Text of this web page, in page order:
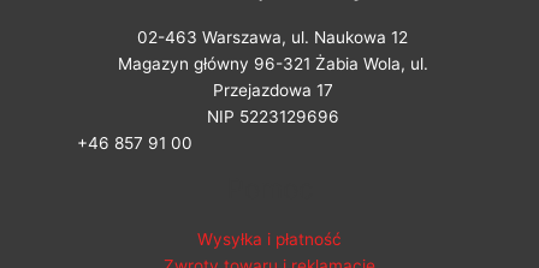
02-463 Warszawa, ul. Naukowa 12
Magazyn główny 96-321 Żabia Wola, ul.
Przejazdowa 17
NIP 5223129696
+46 857 91 00
Wysyłka i płatność